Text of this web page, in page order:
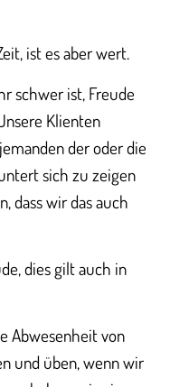
ist es aber wert.
schwer ist, Freude
Klienten
der oder die
sich zu zeigen
dass wir das auch
dies gilt auch in
Abwesenheit von
und üben, wenn wir